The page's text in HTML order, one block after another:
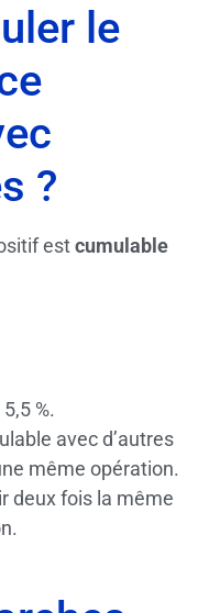
le
?
estcumulable
%.
avec d’autres
même opération.
deux fois la même